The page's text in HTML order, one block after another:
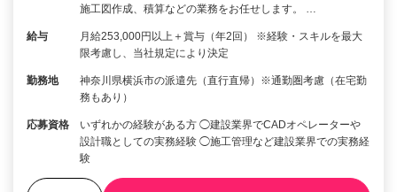
施工図作成、積算などの業務をお任せします。 …
給与
月給253,000円以上＋賞与（年2回） ※経験・スキルを最大
限考慮し、当社規定により決定
勤務地
神奈川県横浜市の派遣先（直行直帰）※通勤圏考慮（在宅勤
務もあり）
応募資格
いずれかの経験がある方 ◯建設業界でCADオペレーターや
設計職としての実務経験 ◯施工管理など建設業界での実務経
験